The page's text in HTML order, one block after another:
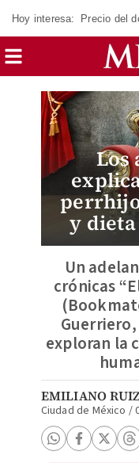
Hoy interesa: Precio del
Los
y
Un
crónicas
exploran la
EMILIANO
Ciudad de México /